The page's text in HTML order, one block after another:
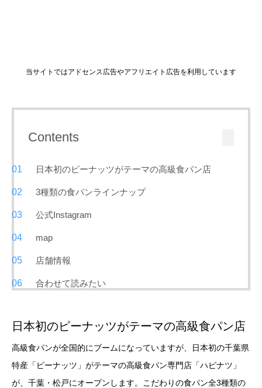
当サイトではアドセンス広告やアフリエイト広告を利用しています
Contents
日本初のピーナッツがテーマの高級食パン店
3種類の食パンラインナップ
公式Instagram
map
店舗情報
合わせて読みたい
日本初のピーナッツがテーマの高級食パン店
高級食パンが全国的にブームになっていますが、日本初の千葉県
特産「ピーナッツ」がテーマの高級食パン専門店「ハピナツ」
が、千葉・松戸にオープンします。こだわりの食パン全3種類の